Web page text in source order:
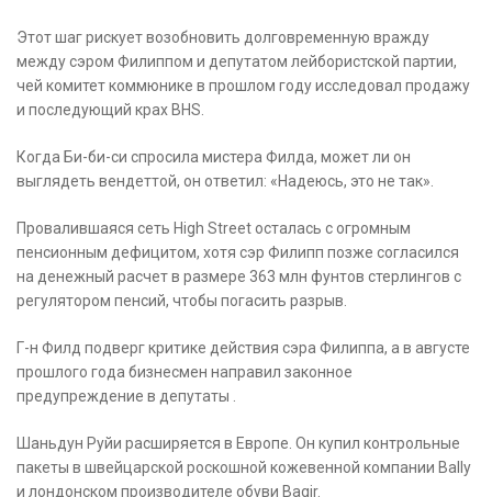
Этот шаг рискует возобновить долговременную вражду
между сэром Филиппом и депутатом лейбористской партии,
чей комитет коммюнике в прошлом году исследовал продажу
и последующий крах BHS.
Когда Би-би-си спросила мистера Филда, может ли он
выглядеть вендеттой, он ответил: «Надеюсь, это не так».
Провалившаяся сеть High Street осталась с огромным
пенсионным дефицитом, хотя сэр Филипп позже согласился
на денежный расчет в размере 363 млн фунтов стерлингов с
регулятором пенсий, чтобы погасить разрыв.
Г-н Филд подверг критике действия сэра Филиппа, а в августе
прошлого года бизнесмен направил законное
предупреждение в депутаты .
Шаньдун Руйи расширяется в Европе. Он купил контрольные
пакеты в швейцарской роскошной кожевенной компании Bally
и лондонском производителе обуви Bagir.